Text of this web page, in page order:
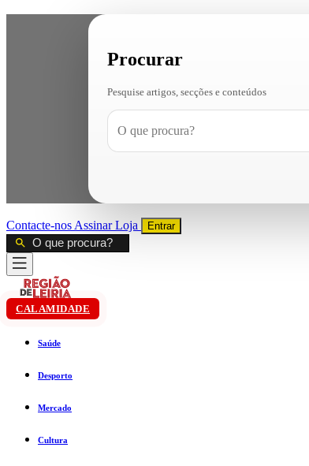
Procurar
Pesquise artigos, secções e conteúdos
Contacte-nos AssinarLoja Entrar
CALAMIDADE
Saúde
Desporto
Mercado
Cultura